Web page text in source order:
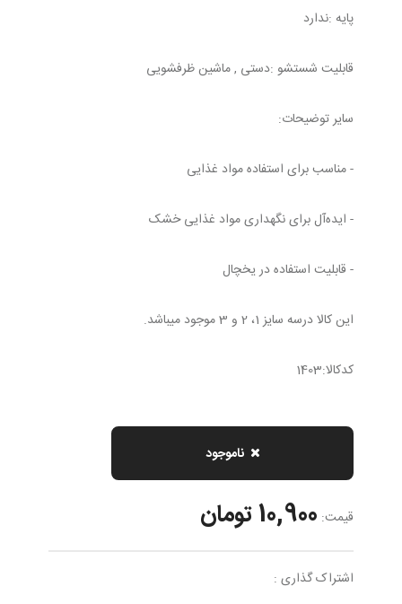
پایه :ندارد
قابلیت شستشو :دستی , ماشین ظرفشویی
سایر توضیحات:
- مناسب برای استفاده مواد غذایی
- ایده‌آل برای نگهداری مواد غذایی خشک
- قابلیت استفاده در یخچال
این کالا درسه سایز 1، 2 و 3 موجود میباشد.
کدکالا:1403
ناموجود
قیمت: 10,900 تومان
اشتراک گذاری :